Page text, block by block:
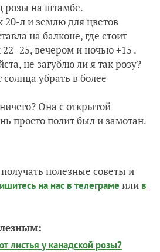
розы на штамбе.
20-л и землю для цветов
на балконе, где стоит
-25, вечером и ночью +15 .
не загублю ли я так розу?
убрать в более
Она с открытой
просто полит был и замотан.
полезные советы и
на нас в телеграме или в
листья у канадской розы?